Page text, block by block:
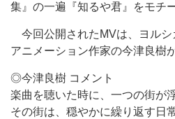
集』の一遍『知るや君』をモチ
今回公開されたMVは、ヨルシ
アニメーション作家の今津良樹
◎今津良樹 コメント
楽曲を聴いた時に、一つの街が
その街は、穏やかに繰り返す日